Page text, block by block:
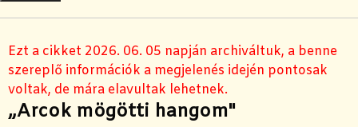
Ezt a cikket 2026. 06. 05 napján archiváltuk, a benne
szereplő információk a megjelenés idején pontosak
voltak, de mára elavultak lehetnek.
„Arcok mögötti hangom"